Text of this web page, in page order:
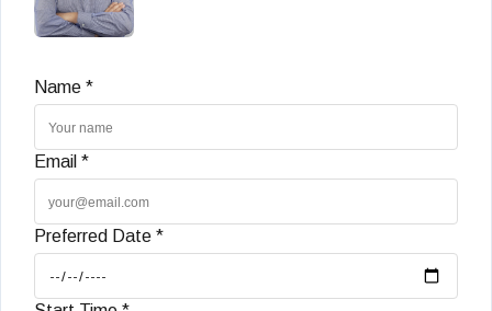
Name *
Email *
Preferred Date *